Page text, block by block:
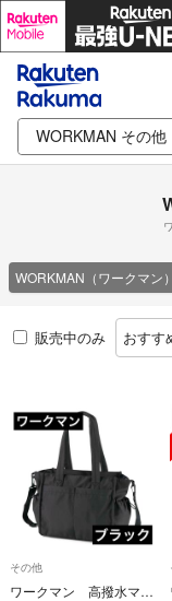
WORKMAN（ワークマン）
販売中のみ おすす
その他
ワークマン 高撥水マルチシートインマザーズ2WAYトートバッグ ブラック